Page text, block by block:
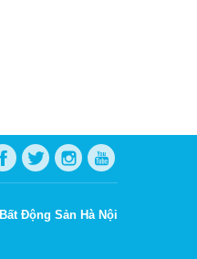
Bất Động Sản Hà Nội